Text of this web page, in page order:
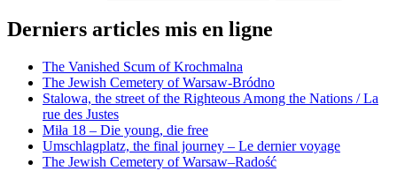
Derniers articles mis en ligne
The Vanished Scum of Krochmalna
The Jewish Cemetery of Warsaw-Bródno
Stalowa, the street of the Righteous Among the Nations / La
rue des Justes
Miła 18 – Die young, die free
Umschlagplatz, the final journey – Le dernier voyage
The Jewish Cemetery of Warsaw–Radość